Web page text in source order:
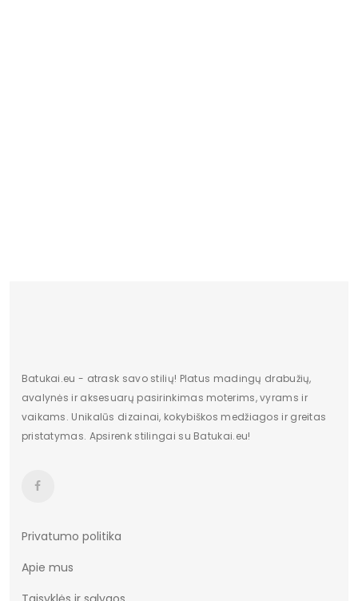
Batukai.eu - atrask savo stilių! Platus madingų drabužių,
avalynės ir aksesuarų pasirinkimas moterims, vyrams ir
vaikams. Unikalūs dizainai, kokybiškos medžiagos ir greitas
pristatymas. Apsirenk stilingai su Batukai.eu!
Privatumo politika
Apie mus